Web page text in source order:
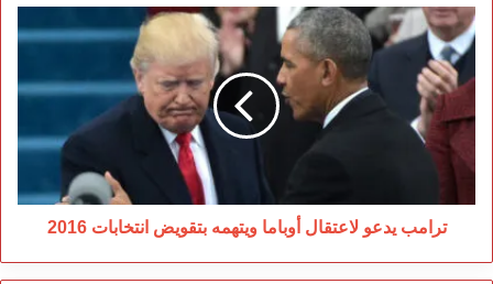
ترامب
يدعو
لاعتقال
أوباما
ويتهمه
بتقويض
انتخابات
2016
ترامب يدعو لاعتقال أوباما ويتهمه بتقويض انتخابات 2016